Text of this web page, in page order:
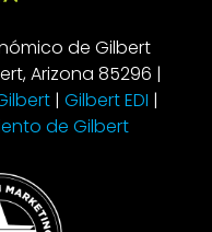
de Gilbert
Arizona 85296 |
| Gilbert EDI |
de Gilbert